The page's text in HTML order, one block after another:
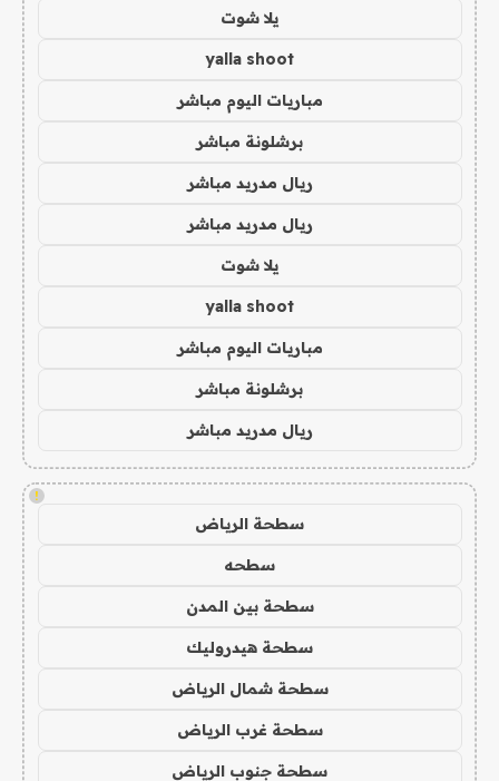
يلا شوت
yalla shoot
مباريات اليوم مباشر
برشلونة مباشر
ريال مدريد مباشر
ريال مدريد مباشر
يلا شوت
yalla shoot
مباريات اليوم مباشر
برشلونة مباشر
ريال مدريد مباشر
!
سطحة الرياض
سطحه
سطحة بين المدن
سطحة هيدروليك
سطحة شمال الرياض
سطحة غرب الرياض
سطحة جنوب الرياض